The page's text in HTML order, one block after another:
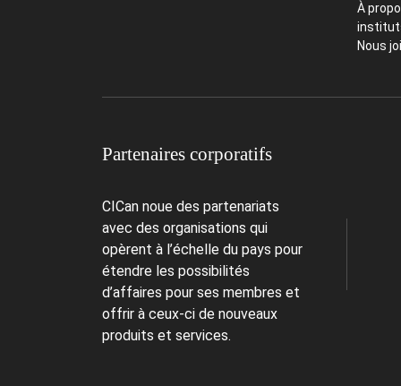
À
Nous
Partenaires corporatifs
CICan noue des partenariats
avec des organisations qui
opèrent à l’échelle du pays pour
étendre les possibilités
d’affaires pour ses membres et
offrir à ceux-ci de nouveaux
produits et services.